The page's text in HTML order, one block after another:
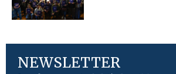
NEWSLETTER